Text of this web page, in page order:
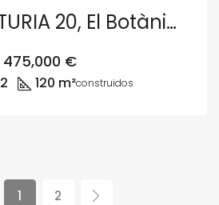
Piso en CL TURIA 20, El Botànic, Extramurs, València
475,000 €
2 120 m²construidos
1 2